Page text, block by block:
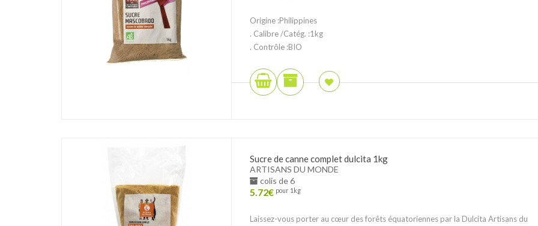
Origine :Philippines
. Calibre /Catég. :1kg
. Contrôle :BIO
Sucre de canne complet dulcita 1kg
ARTISANS DU MONDE
colis de 6
5.72€ pour 1kg
Laissez-vous porter au cœur des forêts équatoriennes par la Dulcita Artisans du